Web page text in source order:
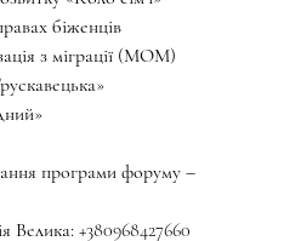
біженців
з міграції (МОМ)
програми форуму –
Велика: +380968427660